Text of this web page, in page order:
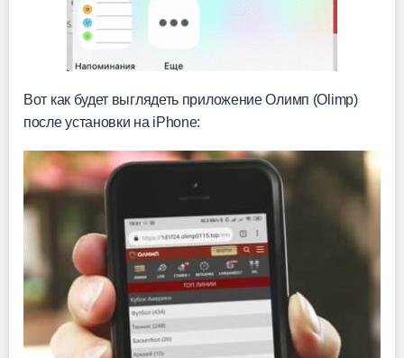
Вот как будет выглядеть приложение Олимп (Olimp)
после установки на iPhone: